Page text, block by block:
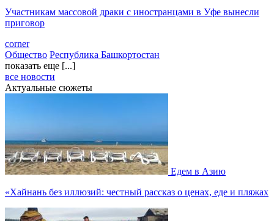
Участникам массовой драки с иностранцами в Уфе вынесли
приговор
corner
Общество Республика Башкортостан
показать еще [...]
все новости
Актуальные сюжеты
Едем в Азию
«Хайнань без иллюзий: честный рассказ о ценах, еде и пляжах